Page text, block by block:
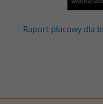
Raport płacowy dla